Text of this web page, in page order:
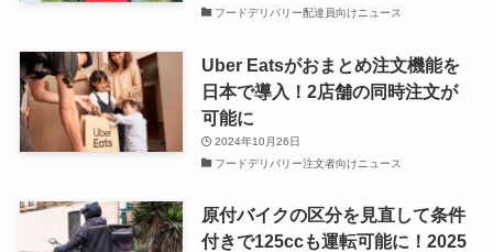
フードデリバリー配達員向けニュース
Uber Eatsがおまとめ注文機能を
日本で導入！2店舗の同時注文が
可能に
2024年10月26日
フードデリバリー注文者向けニュース
原付バイクの区分を見直して条件
付きで125ccも運転可能に！2025